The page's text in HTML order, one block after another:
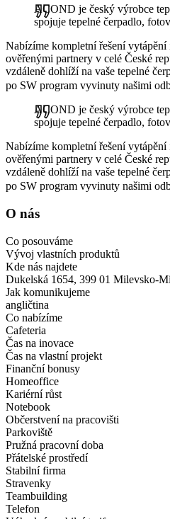
ACOND je český výrobce
spojuje tepelné čerpadlo,
Nabízíme kompletní řešení
ověřenými partnery v celé České
vzdáleně dohlíží na vaše tepelné
po SW program vyvinuty našimi
ACOND je český výrobce
spojuje tepelné čerpadlo,
Nabízíme kompletní řešení
ověřenými partnery v celé České
vzdáleně dohlíží na vaše tepelné
po SW program vyvinuty našimi
O nás
Co posouváme
Vývoj vlastních produktů
Kde nás najdete
Dukelská 1654, 399 01 Milevsko-
Jak komunikujeme
angličtina
Co nabízíme
Cafeteria
Čas na inovace
Čas na vlastní projekt
Finanční bonusy
Homeoffice
Kariérní růst
Notebook
Občerstvení na pracovišti
Parkoviště
Pružná pracovní doba
Přátelské prostředí
Stabilní firma
Stravenky
Teambuilding
Telefon